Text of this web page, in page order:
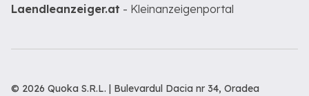
Laendleanzeiger.at - Kleinanzeigenportal
© 2026 Quoka S.R.L. | Bulevardul Dacia nr 34, Oradea